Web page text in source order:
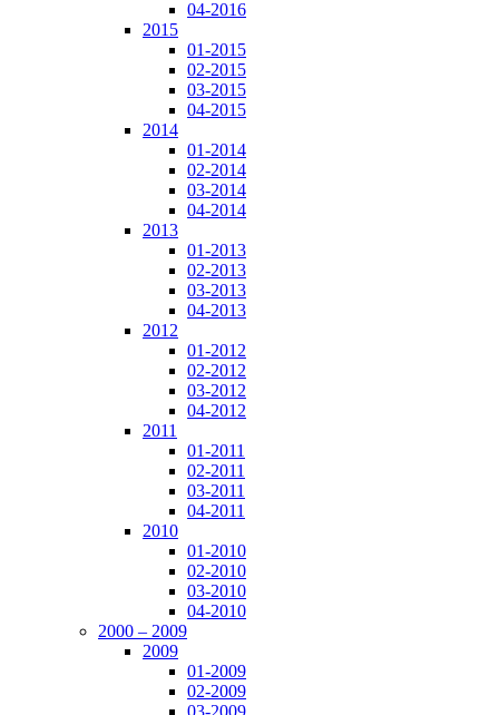
04-2016
2015
01-2015
02-2015
03-2015
04-2015
2014
01-2014
02-2014
03-2014
04-2014
2013
01-2013
02-2013
03-2013
04-2013
2012
01-2012
02-2012
03-2012
04-2012
2011
01-2011
02-2011
03-2011
04-2011
2010
01-2010
02-2010
03-2010
04-2010
2000 – 2009
2009
01-2009
02-2009
03-2009